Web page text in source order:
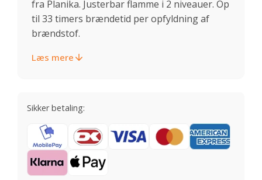
fra Planika. Justerbar flamme i 2 niveauer. Op
til 33 timers brændetid per opfyldning af
brændstof.
Læs mere
Sikker betaling: